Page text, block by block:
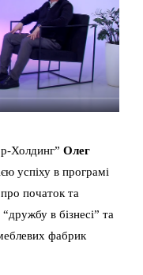
Холдинг” Олег
успіху в програмі
початок та
в бізнесі” та
фабрик